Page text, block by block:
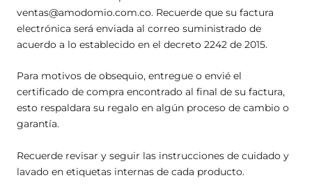
ventas@amodomio.com.co. Recuerde que su factura
electrónica será enviada al correo suministrado de
acuerdo a lo establecido en el decreto 2242 de 2015.
Para motivos de obsequio, entregue o envié el
certificado de compra encontrado al final de su factura,
esto respaldara su regalo en algún proceso de cambio o
garantía.
Recuerde revisar y seguir las instrucciones de cuidado y
lavado en etiquetas internas de cada producto.